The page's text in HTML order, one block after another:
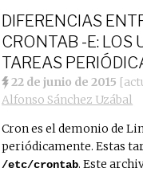
DIFERENCIAS
CRONTAB -E: LOS
TAREAS
22 de junio de 2015
Alfonso Sánchez Uzábal
Cron es el demonio de
periódicamente. Estas
/etc/crontab. Este